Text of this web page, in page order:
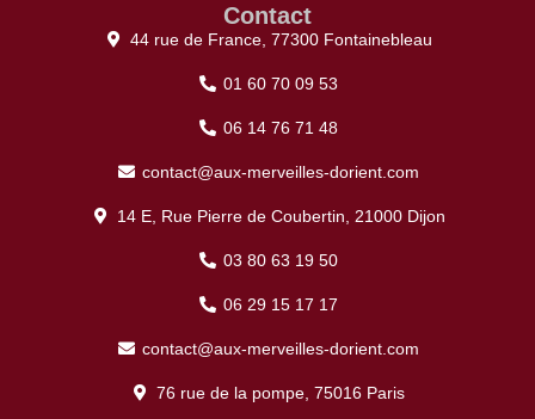
Contact
44 rue de France, 77300 Fontainebleau
01 60 70 09 53
06 14 76 71 48
contact@aux-merveilles-dorient.com
14 E, Rue Pierre de Coubertin, 21000 Dijon
03 80 63 19 50
06 29 15 17 17
contact@aux-merveilles-dorient.com
76 rue de la pompe, 75016 Paris